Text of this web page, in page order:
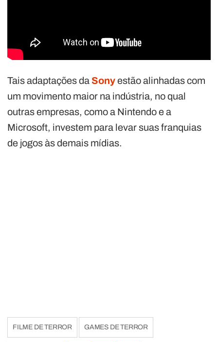
Tais adaptações da Sonyestão alinhadas com
um movimento maior na indústria, no qual
outras empresas, como a Nintendo e a
Microsoft, investem para levar suas franquias
de jogos às demais mídias​​​​​​.
FILME DE TERROR GAMES DE TERROR